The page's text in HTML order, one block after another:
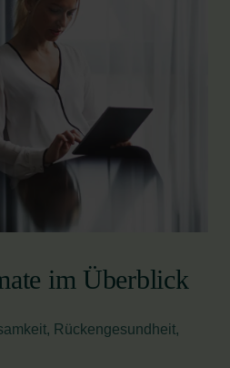
im Überblick
Rückengesundheit,